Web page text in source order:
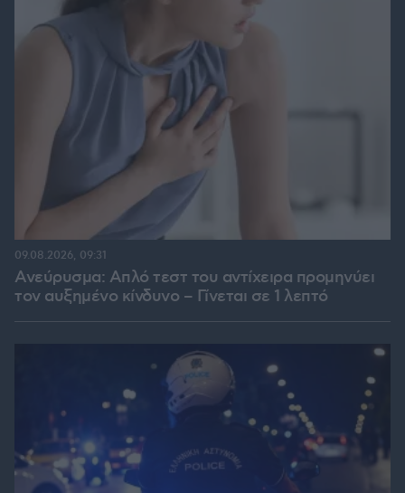
Ανεύρυσμα: Απλό τεστ του αντίχειρα προμηνύει
τον αυξημένο κίνδυνο – Γίνεται σε 1 λεπτό
09.08.2026, 09:31